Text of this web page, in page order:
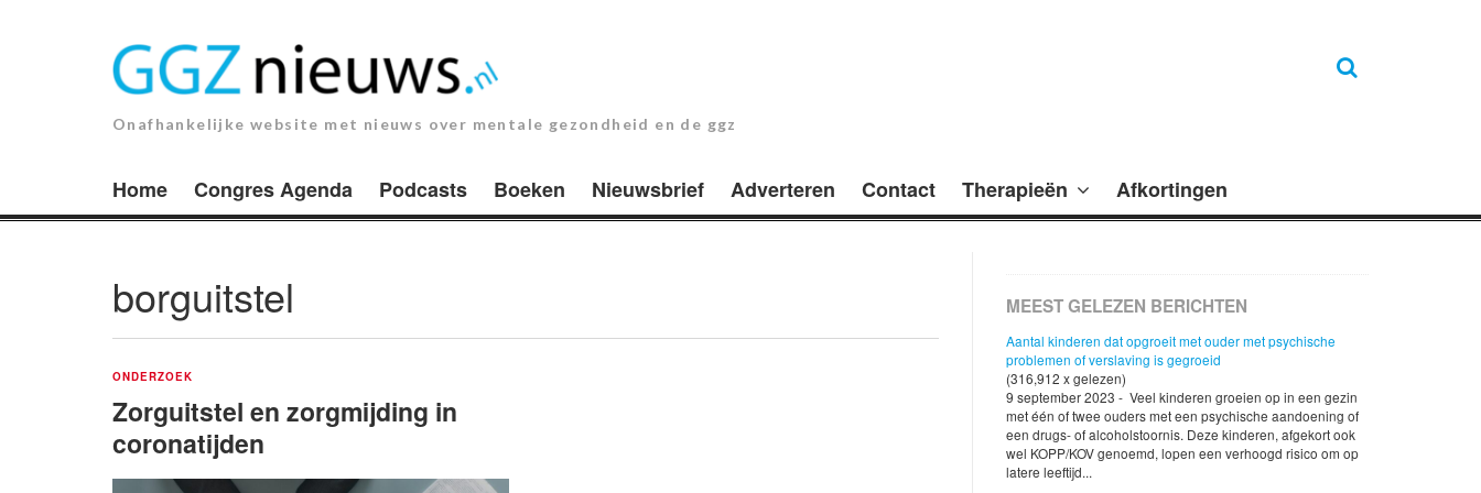
Onafhankelijke website met nieuws over mentale gezondheid en de ggz
Home Congres Agenda Podcasts Boeken Nieuwsbrief Adverteren Contact Therapieën Afkortingen
borguitstel
ONDERZOEK
Zorguitstel en zorgmijding in
coronatijden
MEEST GELEZEN BERICHTEN
Aantal kinderen dat opgroeit met ouder met psychische
problemen of verslaving is gegroeid
(316,912 x gelezen)
9 september 2023 - Veel kinderen groeien op in een gezin
met één of twee ouders met een psychische aandoening of
een drugs- of alcoholstoornis. Deze kinderen, afgekort ook
wel KOPP/KOV genoemd, lopen een verhoogd risico om op
latere leeftijd...